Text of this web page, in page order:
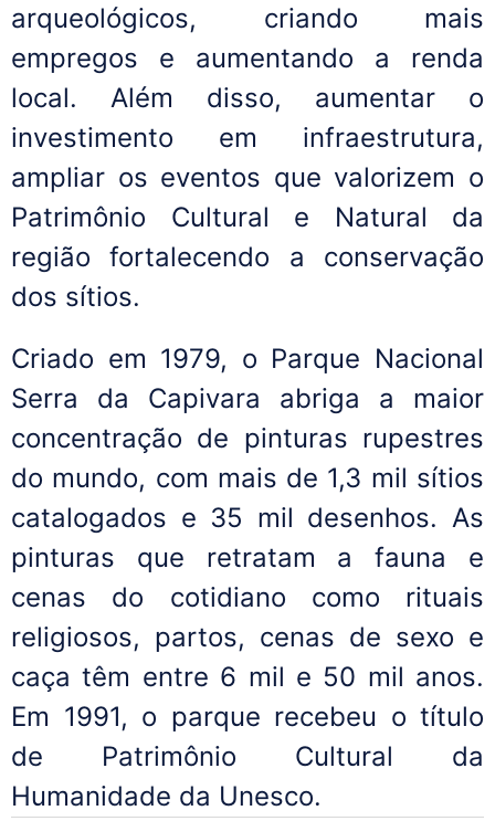
arqueológicos, criando mais
empregos e aumentando a renda
local. Além disso, aumentar o
investimento em infraestrutura,
ampliar os eventos que valorizem o
Patrimônio Cultural e Natural da
região fortalecendo a conservação
dos sítios.
Criado em 1979, o Parque Nacional
Serra da Capivara abriga a maior
concentração de pinturas rupestres
do mundo, com mais de 1,3 mil sítios
catalogados e 35 mil desenhos. As
pinturas que retratam a fauna e
cenas do cotidiano como rituais
religiosos, partos, cenas de sexo e
caça têm entre 6 mil e 50 mil anos.
Em 1991, o parque recebeu o título
de Patrimônio Cultural da
Humanidade da Unesco.